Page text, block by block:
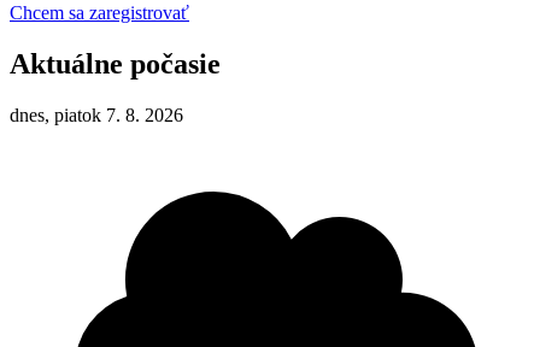
Chcem sa zaregistrovať
Aktuálne počasie
dnes, piatok 7. 8. 2026